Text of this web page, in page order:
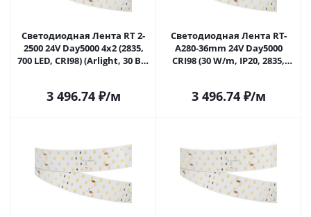
Светодиодная Лента RT 2-
2500 24V Day5000 4x2 (2835,
700 LED, CRI98) (Arlight, 30 Вт/
3 496.74₽/м
Светодиодная Лента RT-
A280-36mm 24V Day5000
CRI98 (30 W/m, IP20, 2835,
3 496.74₽/м